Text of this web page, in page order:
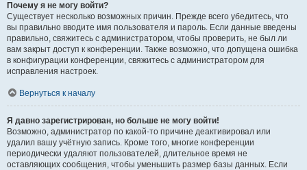
Почему я не могу войти?
Существует несколько возможных причин. Прежде всего убедитесь, что
вы правильно вводите имя пользователя и пароль. Если данные введены
правильно, свяжитесь с администратором, чтобы проверить, не был ли
вам закрыт доступ к конференции. Также возможно, что допущена ошибка
в конфигурации конференции, свяжитесь с администратором для
исправления настроек.
Вернуться к началу
Я давно зарегистрирован, но больше не могу войти!
Возможно, администратор по какой-то причине деактивировал или
удалил вашу учётную запись. Кроме того, многие конференции
периодически удаляют пользователей, длительное время не
оставляющих сообщения, чтобы уменьшить размер базы данных. Если